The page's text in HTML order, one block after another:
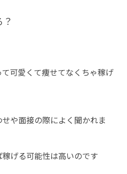
可愛くて痩せてなくちゃ稼げ
や面接の際によく聞かれま
げる可能性は高いのです